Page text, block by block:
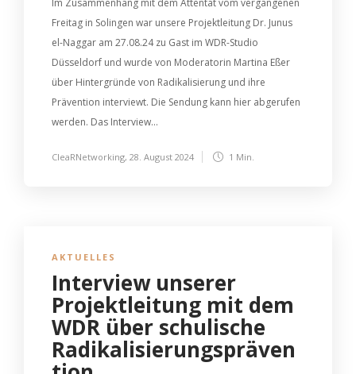
Freitag in Solingen war unsere Projektleitung Dr. Junus
el-Naggar am 27.08.24 zu Gast im WDR-Studio
Düsseldorf und wurde von Moderatorin Martina Eßer
über Hintergründe von Radikalisierung und ihre
Prävention interviewt. Die Sendung kann hier abgerufen
werden. Das Interview...
CleaRNetworking, 28. August 2024 1 Min.
AKTUELLES
Interview unserer
Projektleitung mit dem
WDR über schulische
Radikalisierungspräven